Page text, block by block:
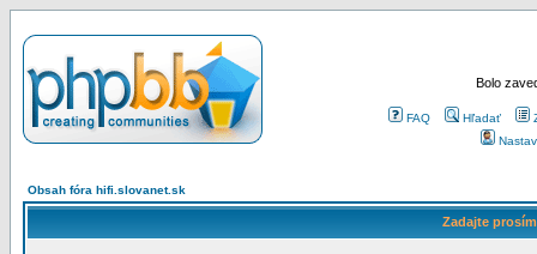
Bolo
FAQ Hľadať
Obsah fóra hifi.slovanet.sk
Zadajte